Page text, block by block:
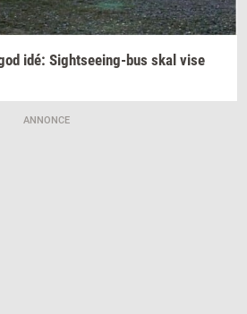
idé: Sightseeing-​bus skal vise
ANNONCE